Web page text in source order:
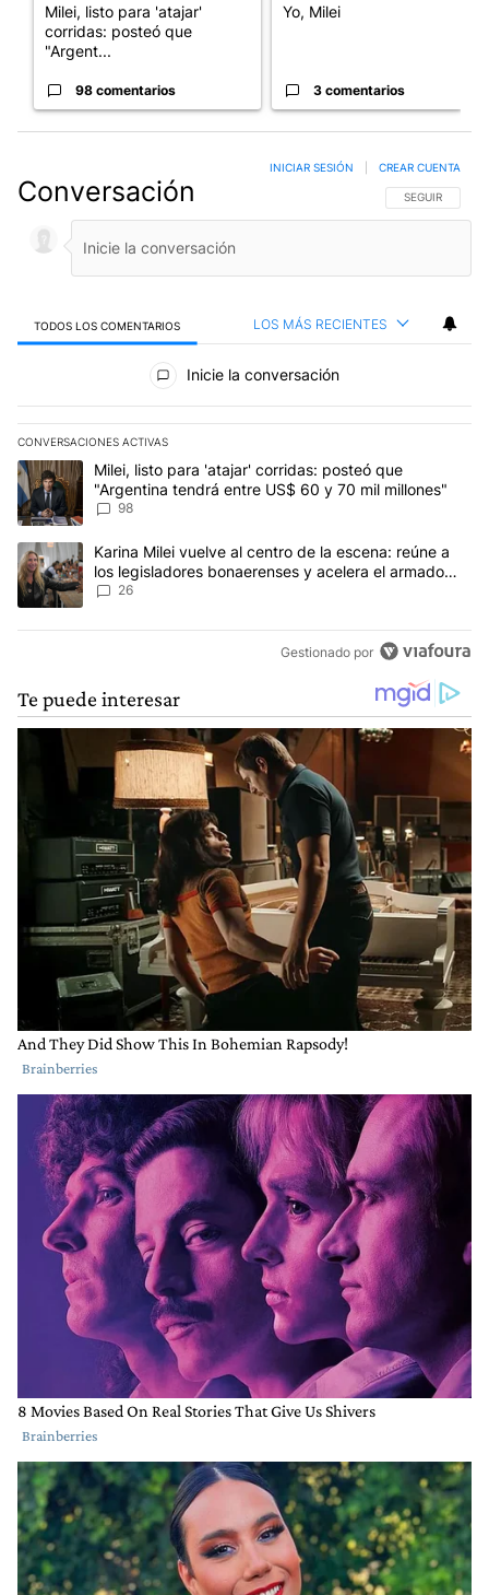
Milei, listo para 'atajar'
corridas: posteó que
"Argent...
98 comentarios
Yo, Milei
3 comentarios
Conversación SIGA ESTA
SEGUIR
INICIAR SESIÓN CREAR CUENTA
TODOS LOS COMENTARIOS LOS MÁS RECIENTES
Todos los comentarios
Inicie la conversación
CONVERSACIONES ACTIVAS
Este listado muestra los artículos con más comentarios en los
Un artículo de tendencia con el título "Milei, listo para 'atajar'
Milei, listo para 'atajar' corridas: posteó que
"Argentina tendrá entre US$ 60 y 70 mil millones"
98
Un artículo de tendencia con el título "Karina Milei vuelve al
Karina Milei vuelve al centro de la escena: reúne a
los legisladores bonaerenses y acelera el armado
para 2027
26
Gestionado por